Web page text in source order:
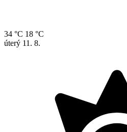
34 °C 18 °C
úterý 11. 8.